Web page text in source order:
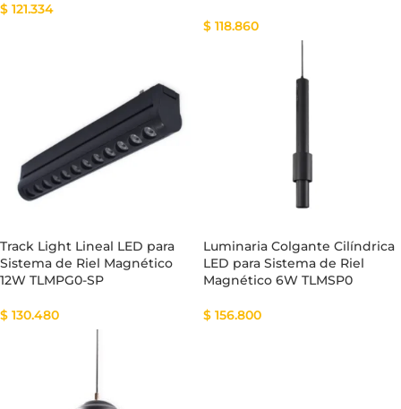
$ 121.334
$ 118.860
Track Light Lineal LED para
Sistema de Riel Magnético
12W TLMPG0-SP
$ 130.480
Luminaria Colgante Cilíndrica
LED para Sistema de Riel
Magnético 6W TLMSP0
$ 156.800